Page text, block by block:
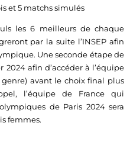
et 5 matchs simulés
les 6 meilleurs de chaque
par la suite l’INSEP afin
Une seconde étape de
afin d’accéder à l’équipe
avant le choix final plus
l’équipe de France qui
de Paris 2024 sera
femmes.